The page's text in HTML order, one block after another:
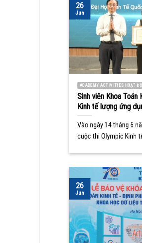
ACADEMY ACTIVITIES HOẠT
Sinh viên Khoa
Kinh tế lượng ứng
Vào ngày 14 tháng 6
cuộc thi Olympic Kinh
26
Jun
26
Jun